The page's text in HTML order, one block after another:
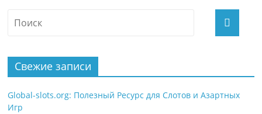
Свежие записи
Global-slots.org: Полезный Ресурс для Слотов и Азартных
Игр